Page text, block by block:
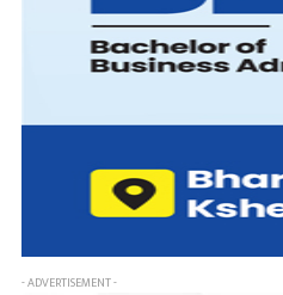
- ADVERTISEMENT -